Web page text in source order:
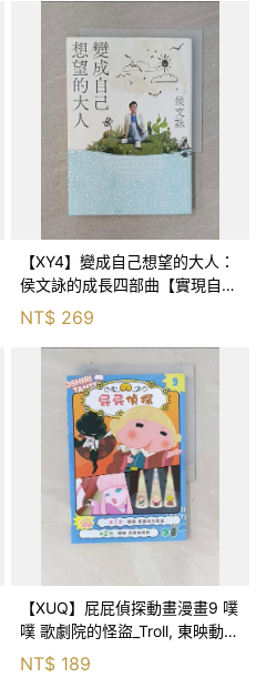
【XY4】變成自己想望的大人：
侯文詠的成長四部曲【實現自
己】_侯文詠
NT$ 269
【XUQ】屁屁偵探動畫漫畫9 噗
噗 歌劇院的怪盜_Troll, 東映動畫
株式會社, 張東君
NT$ 189